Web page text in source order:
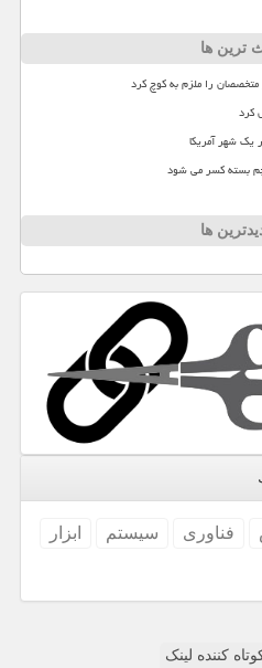
ترین ها
متخصصان را ملزم به کوچ کرد
کرد
شهر آمریکا
بسته کسر می شود
ها
فناوری سیستم
ابزار
کننده لینک